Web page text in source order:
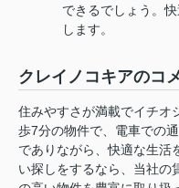
できるでしょう。
します。
クレイノコキアのコ
住みやすさが満載でイチオ
歩7分の物件で、電車での
でありながら、快適な生活
い探しをするなら、当社の